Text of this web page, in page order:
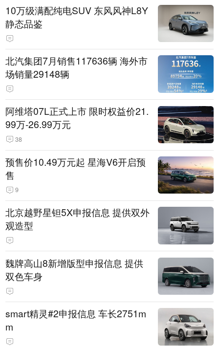
10万级满配纯电SUV 东风风神L8Y
静态品鉴
北汽集团7月销售117636辆 海外市
场销量29148辆
阿维塔07L正式上市 限时权益价21.
99万-26.99万元
38
预售价10.49万元起 星海V6开启预
售
9
北京越野星钽5X申报信息 提供双外
观造型
魏牌高山8新增版型申报信息 提供
双色车身
smart精灵#2申报信息 车长2751m
m